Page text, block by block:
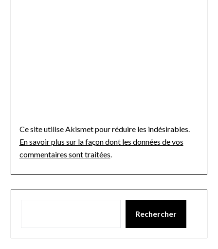
Ce site utilise Akismet pour réduire les indésirables.
En savoir plus sur la façon dont les données de vos
commentaires sont traitées.
Rechercher